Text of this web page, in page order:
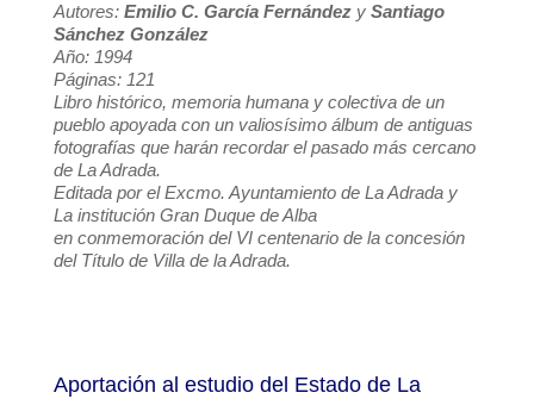
Autores: Emilio C. García Fernández y Santiago
Sánchez González
Año: 1994
Páginas: 121
Libro histórico, memoria humana y colectiva de un
pueblo apoyada con un valiosísimo álbum de antiguas
fotografías que harán recordar el pasado más cercano
de La Adrada.
Editada por el Excmo. Ayuntamiento de La Adrada y
La institución Gran Duque de Alba
en conmemoración del VI centenario de la concesión
del Título de Villa de la Adrada.
Aportación al estudio del Estado de La